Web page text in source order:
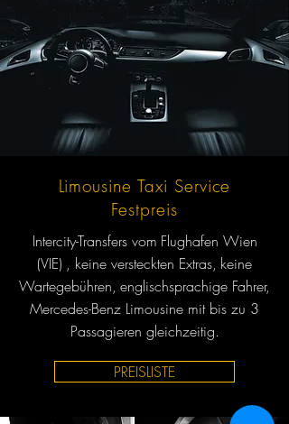
Limousine Taxi Service
Festpreis
Intercity-Transfers vom Flughafen Wien
(VIE) , keine versteckten Extras, keine
Wartegebühren, englischsprachige Fahrer,
Mercedes-Benz Limousine mit bis zu 3
Passagieren gleichzeitig.
PREISLISTE